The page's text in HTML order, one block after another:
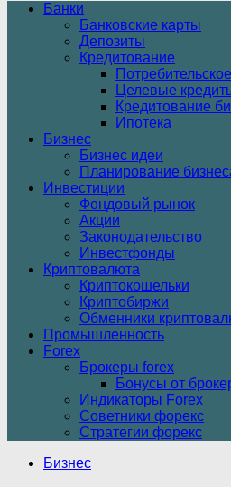
Банки
Банковские карты
Депозиты
Кредитование
Целевые
Кредитование
Ипотека
Бизнес
Бизнес идеи
Планирование
Инвестиции
Фондовый рынок
Акции
Законодательство
Инвестфонды
Криптовалюта
Криптокошельки
Криптобиржи
Обменники
Промышленность
Forex
Брокеры forex
Бонусы от
Индикаторы Forex
Советники форекс
Стратегии форекс
Бизнес